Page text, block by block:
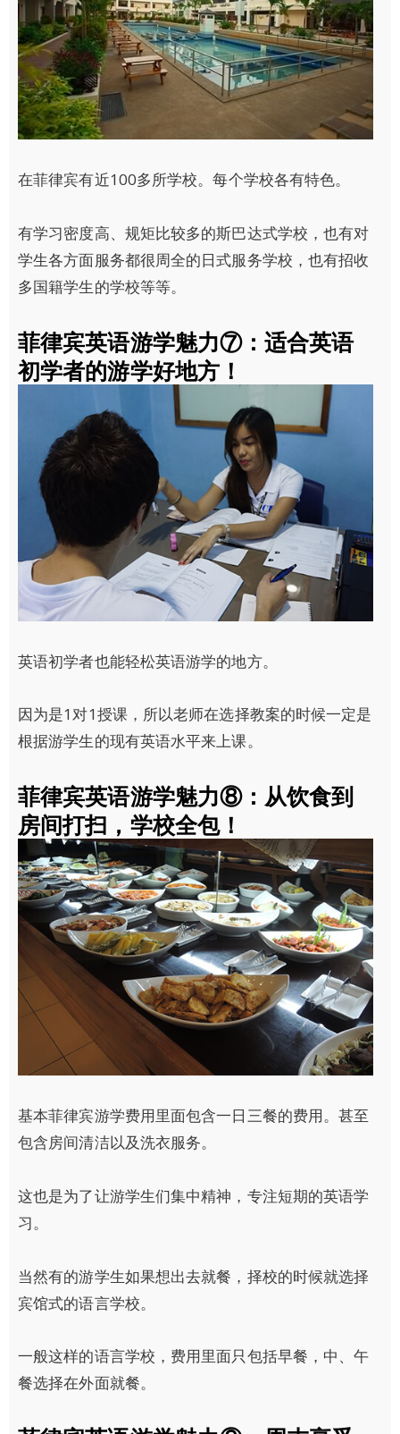
在菲律宾有近100多所学校。每个学校各有特色。
有学习密度高、规矩比较多的斯巴达式学校，也有对
学生各方面服务都很周全的日式服务学校，也有招收
多国籍学生的学校等等。
菲律宾英语游学魅力⑦：适合英语
初学者的游学好地方！
英语初学者也能轻松英语游学的地方。
因为是1对1授课，所以老师在选择教案的时候一定是
根据游学生的现有英语水平来上课。
菲律宾英语游学魅力⑧：从饮食到
房间打扫，学校全包！
基本菲律宾游学费用里面包含一日三餐的费用。甚至
包含房间清洁以及洗衣服务。
这也是为了让游学生们集中精神，专注短期的英语学
习。
当然有的游学生如果想出去就餐，择校的时候就选择
宾馆式的语言学校。
一般这样的语言学校，费用里面只包括早餐，中、午
餐选择在外面就餐。